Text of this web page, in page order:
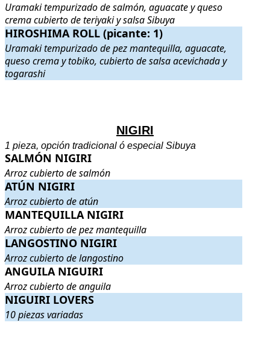
Uramaki tempurizado de salmón, aguacate y queso
crema cubierto de teriyaki y salsa Sibuya
HIROSHIMA ROLL (picante: 1) . Uramaki tempurizado de pez
HIROSHIMA ROLL (picante: 1)
Uramaki tempurizado de pez mantequilla, aguacate,
queso crema y tobiko, cubierto de salsa acevichada y
togarashi
NIGIRI
1 pieza, opción tradicional ó especial Sibuya
SALMÓN NIGIRI . Arroz cubierto de salmón
SALMÓN NIGIRI
Arroz cubierto de salmón
ATÚN NIGIRI . Arroz cubierto de atún
ATÚN NIGIRI
Arroz cubierto de atún
MANTEQUILLA NIGIRI . Arroz cubierto de pez mantequilla
MANTEQUILLA NIGIRI
Arroz cubierto de pez mantequilla
LANGOSTINO NIGIRI . Arroz cubierto de langostino
LANGOSTINO NIGIRI
Arroz cubierto de langostino
ANGUILA NIGUIRI . Arroz cubierto de anguila
ANGUILA NIGUIRI
Arroz cubierto de anguila
NIGUIRI LOVERS . 10 piezas variadas
NIGUIRI LOVERS
10 piezas variadas